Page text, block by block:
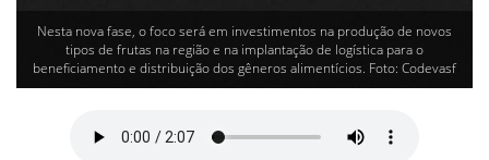
Nesta nova fase, o foco será em investimentos na produção de novos
tipos de frutas na região e na implantação de logística para o
beneficiamento e distribuição dos gêneros alimentícios. Foto: Codevasf